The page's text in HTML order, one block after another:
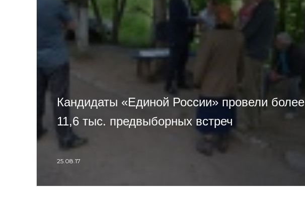
Кандидаты «Единой России» провели более
11,6 тыс. предвыборных встреч
25.08.17